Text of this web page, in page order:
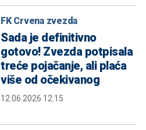
FK Crvena zvezda
Sada je definitivno
gotovo! Zvezda potpisala
treće pojačanje, ali plaća
više od očekivanog
12.06.2026 12:15